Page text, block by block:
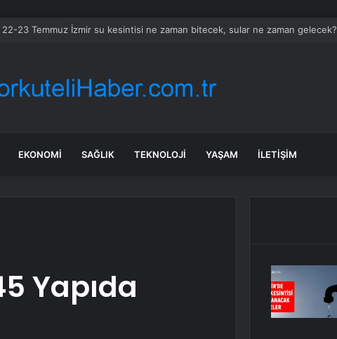
23 Temmuz İzmir su kesintisi ne zaman bitecek, sular ne zaman gelecek?
EKONOMI SAĞLIK TEKNOLOJI YAŞAM İLETIŞIM
Yapıda